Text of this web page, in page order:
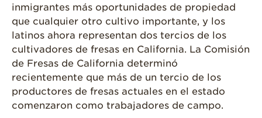
inmigrantes más oportunidades de propiedad
que cualquier otro cultivo importante, y los
latinos ahora representan dos tercios de los
cultivadores de fresas en California. La Comisión
de Fresas de California determinó
recientemente que más de un tercio de los
productores de fresas actuales en el estado
comenzaron como trabajadores de campo.